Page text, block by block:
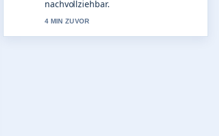
nachvollziehbar.
4 MIN ZUVOR